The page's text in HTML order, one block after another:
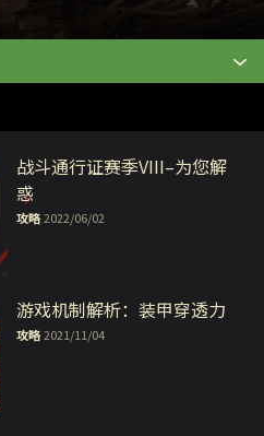
战斗通行证赛季VIII–为您解
惑
攻略 2022/06/02
游戏机制解析：装甲穿透力
攻略 2021/11/04